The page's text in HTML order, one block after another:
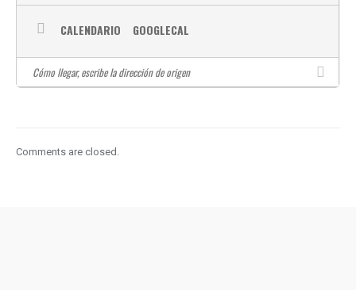
CALENDARIO GOOGLECAL
Comments are closed.